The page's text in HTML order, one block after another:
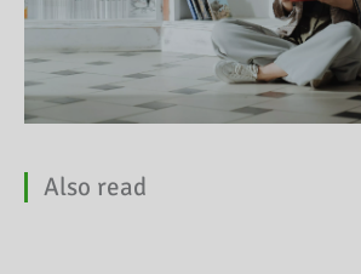
Also read